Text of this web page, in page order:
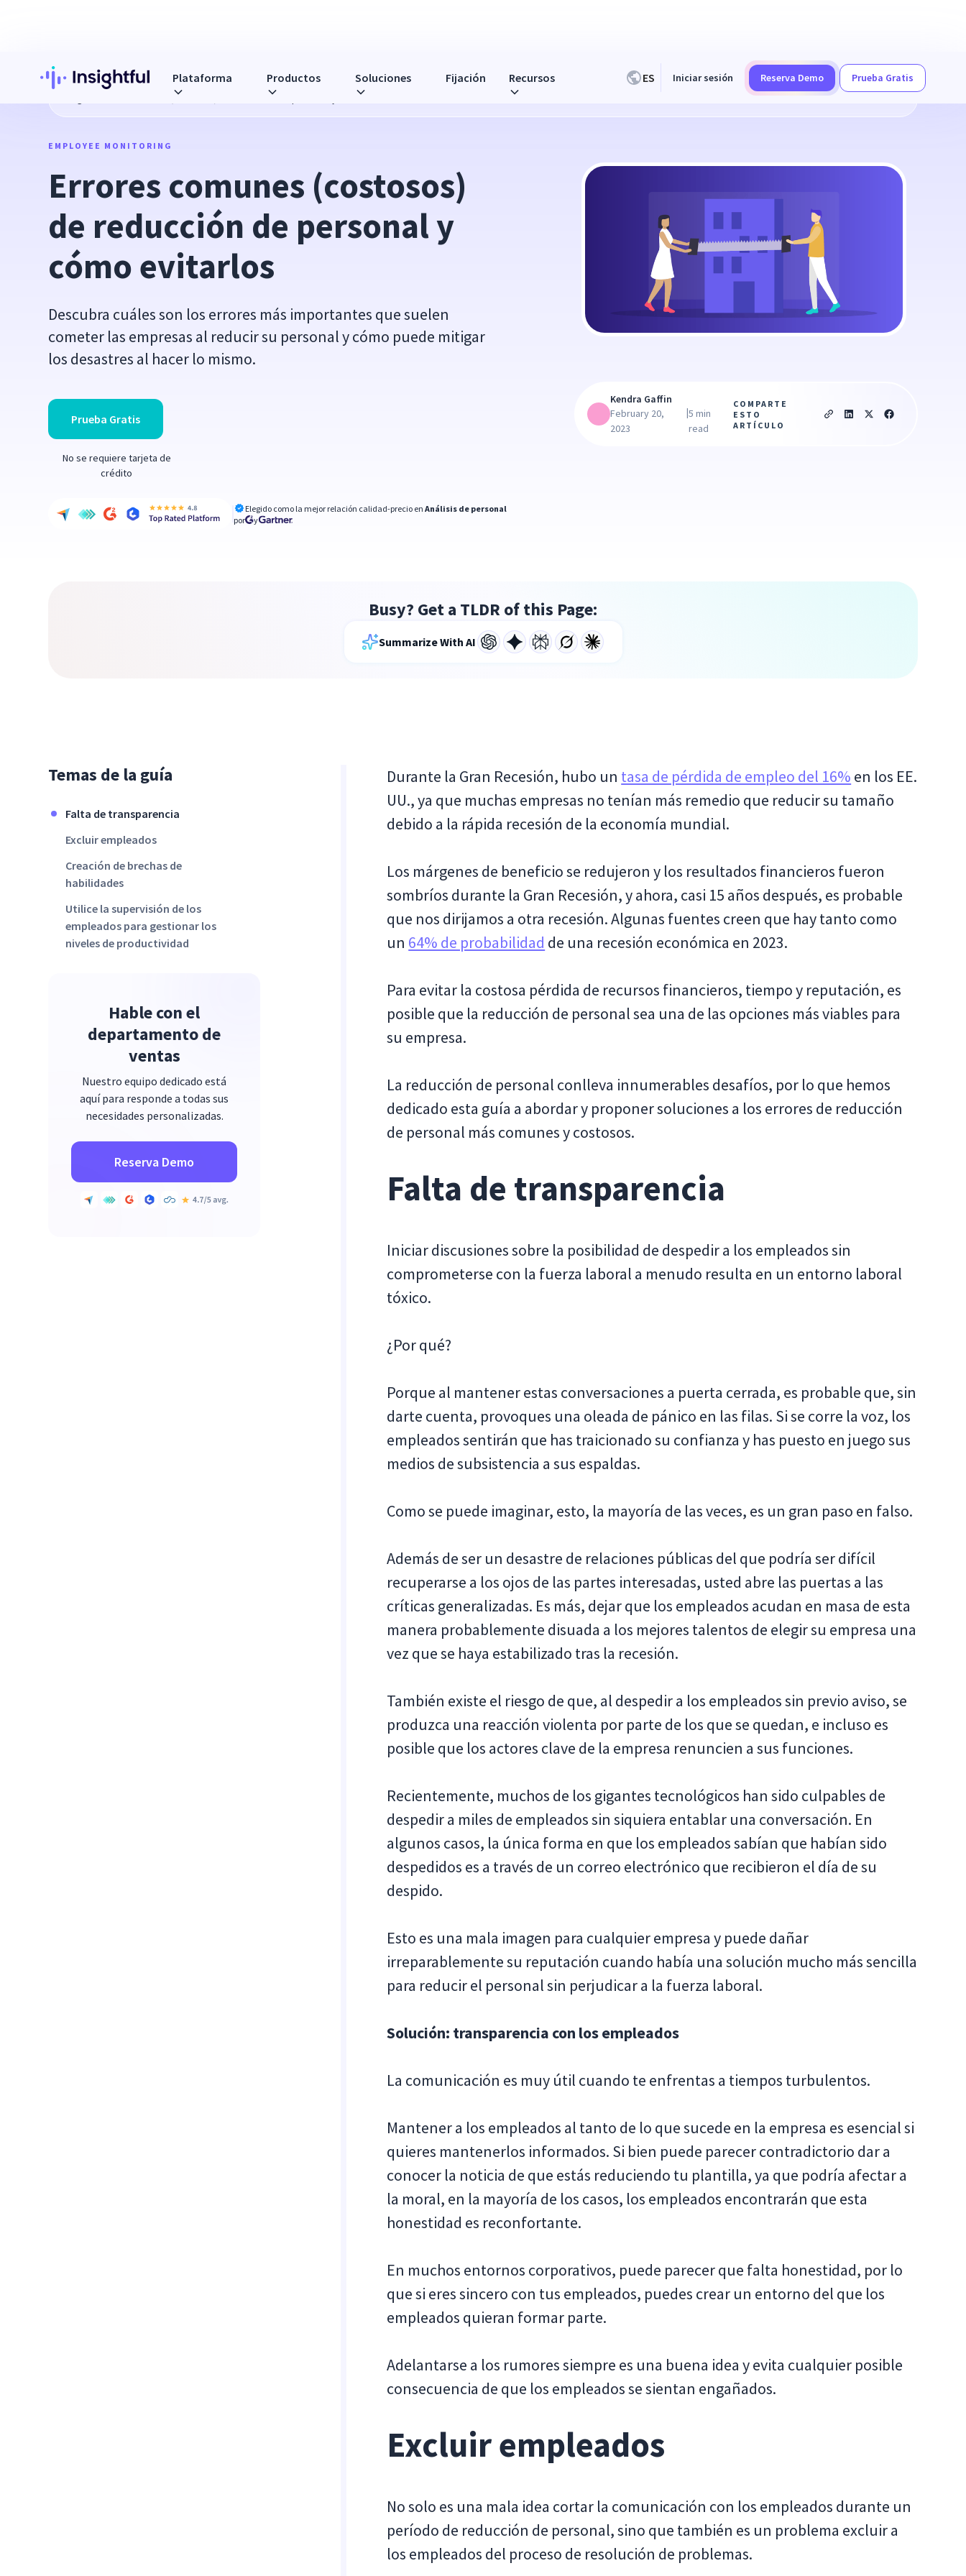
Plataforma Productos Soluciones Fijación Recursos ES Iniciar sesión Reserva Demo
Prueba Gratis
Errores comunes (costosos) de reducción de personal y cómo evitarlos
EMPLOYEE MONITORING
Errores comunes (costosos)
de reducción de personal y
cómo evitarlos
Descubra cuáles son los errores más importantes que suelen
cometer las empresas al reducir su personal y cómo puede mitigar
los desastres al hacer lo mismo.
Prueba Gratis
No se requiere tarjeta de
crédito
Elegido como la mejor relación calidad-precio enAnálisis de personal
por
y
Kendra Gaffin
February 20,
2023
|5 min
read
COMPARTE
ESTO
ARTÍCULO
Busy? Get a TLDR of this Page:
Summarize With AI
Temas de la guía
Falta de transparencia
Excluir empleados
Creación de brechas de
habilidades
Utilice la supervisión de los
empleados para gestionar los
niveles de productividad
Hable con el
departamento de
ventas
Nuestro equipo dedicado está
aquí para responde a todas sus
necesidades personalizadas.
Reserva Demo
Durante la Gran Recesión, hubo un tasa de pérdida de empleo del 16% en los EE.
UU., ya que muchas empresas no tenían más remedio que reducir su tamaño
debido a la rápida recesión de la economía mundial.
Los márgenes de beneficio se redujeron y los resultados financieros fueron
sombríos durante la Gran Recesión, y ahora, casi 15 años después, es probable
que nos dirijamos a otra recesión. Algunas fuentes creen que hay tanto como
un 64% de probabilidad de una recesión económica en 2023.
Para evitar la costosa pérdida de recursos financieros, tiempo y reputación, es
posible que la reducción de personal sea una de las opciones más viables para
su empresa.
La reducción de personal conlleva innumerables desafíos, por lo que hemos
dedicado esta guía a abordar y proponer soluciones a los errores de reducción
de personal más comunes y costosos.
Falta de transparencia
Iniciar discusiones sobre la posibilidad de despedir a los empleados sin
comprometerse con la fuerza laboral a menudo resulta en un entorno laboral
tóxico.
¿Por qué?
Porque al mantener estas conversaciones a puerta cerrada, es probable que, sin
darte cuenta, provoques una oleada de pánico en las filas. Si se corre la voz, los
empleados sentirán que has traicionado su confianza y has puesto en juego sus
medios de subsistencia a sus espaldas.
Como se puede imaginar, esto, la mayoría de las veces, es un gran paso en falso.
Además de ser un desastre de relaciones públicas del que podría ser difícil
recuperarse a los ojos de las partes interesadas, usted abre las puertas a las
críticas generalizadas. Es más, dejar que los empleados acudan en masa de esta
manera probablemente disuada a los mejores talentos de elegir su empresa una
vez que se haya estabilizado tras la recesión.
También existe el riesgo de que, al despedir a los empleados sin previo aviso, se
produzca una reacción violenta por parte de los que se quedan, e incluso es
posible que los actores clave de la empresa renuncien a sus funciones.
Recientemente, muchos de los gigantes tecnológicos han sido culpables de
despedir a miles de empleados sin siquiera entablar una conversación. En
algunos casos, la única forma en que los empleados sabían que habían sido
despedidos es a través de un correo electrónico que recibieron el día de su
despido.
Esto es una mala imagen para cualquier empresa y puede dañar
irreparablemente su reputación cuando había una solución mucho más sencilla
para reducir el personal sin perjudicar a la fuerza laboral.
Solución: transparencia con los empleados
La comunicación es muy útil cuando te enfrentas a tiempos turbulentos.
Mantener a los empleados al tanto de lo que sucede en la empresa es esencial si
quieres mantenerlos informados. Si bien puede parecer contradictorio dar a
conocer la noticia de que estás reduciendo tu plantilla, ya que podría afectar a
la moral, en la mayoría de los casos, los empleados encontrarán que esta
honestidad es reconfortante.
En muchos entornos corporativos, puede parecer que falta honestidad, por lo
que si eres sincero con tus empleados, puedes crear un entorno del que los
empleados quieran formar parte.
Adelantarse a los rumores siempre es una buena idea y evita cualquier posible
consecuencia de que los empleados se sientan engañados.
Excluir empleados
No solo es una mala idea cortar la comunicación con los empleados durante un
período de reducción de personal, sino que también es un problema excluir a
los empleados del proceso de resolución de problemas.